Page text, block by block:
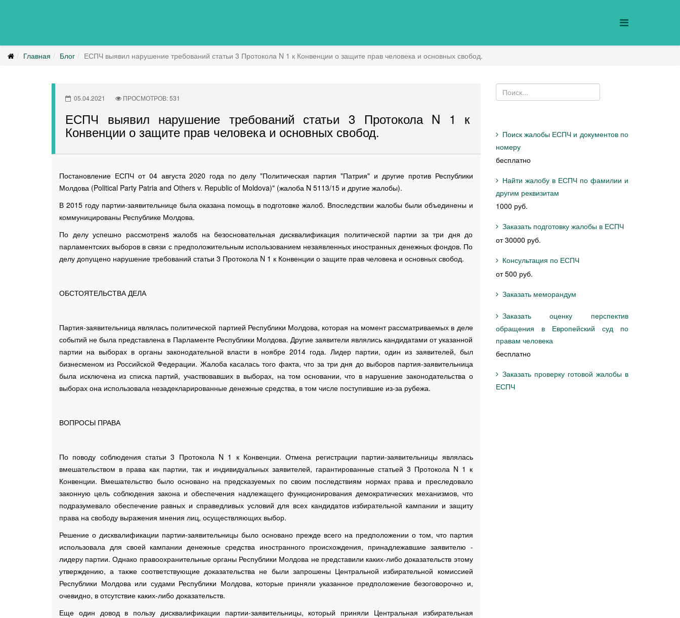
Главная Блог ЕСПЧ выявил нарушение требований статьи 3 Протокола N 1 к Конвенции о защите прав человека и основных свобод.
05.04.2021 ПРОСМОТРОВ: 531
ЕСПЧ выявил нарушение требований статьи 3 Протокола N 1 к
Конвенции о защите прав человека и основных свобод.
Постановление ЕСПЧ от 04 августа 2020 года по делу "Политическая партия "Патрия" и другие против Республики
Молдова (Political Party Patria and Others v. Republic of Moldova)" (жалоба N 5113/15 и другие жалобы).
В 2015 году партии-заявительнице была оказана помощь в подготовке жалоб. Впоследствии жалобы были объединены и
коммуницированы Республике Молдова.
По делу успешно рассмотренs жалобs на безосновательная дисквалификация политической партии за три дня до
парламентских выборов в связи с предположительным использованием незаявленных иностранных денежных фондов. По
делу допущено нарушение требований статьи 3 Протокола N 1 к Конвенции о защите прав человека и основных свобод.
ОБСТОЯТЕЛЬСТВА ДЕЛА
Партия-заявительница являлась политической партией Республики Молдова, которая на момент рассматриваемых в деле
событий не была представлена в Парламенте Республики Молдова. Другие заявители являлись кандидатами от указанной
партии на выборах в органы законодательной власти в ноябре 2014 года. Лидер партии, один из заявителей, был
бизнесменом из Российской Федерации. Жалоба касалась того факта, что за три дня до выборов партия-заявительница
была исключена из списка партий, участвовавших в выборах, на том основании, что в нарушение законодательства о
выборах она использовала незадекларированные денежные средства, в том числе поступившие из-за рубежа.
ВОПРОСЫ ПРАВА
По поводу соблюдения статьи 3 Протокола N 1 к Конвенции. Отмена регистрации партии-заявительницы являлась
вмешательством в права как партии, так и индивидуальных заявителей, гарантированные статьей 3 Протокола N 1 к
Конвенции. Вмешательство было основано на предсказуемых по своим последствиям нормах права и преследовало
законную цель соблюдения закона и обеспечения надлежащего функционирования демократических механизмов, что
подразумевало обеспечение равных и справедливых условий для всех кандидатов избирательной кампании и защиту
права на свободу выражения мнения лиц, осуществляющих выбор.
Решение о дисквалификации партии-заявительницы было основано прежде всего на предположении о том, что партия
использовала для своей кампании денежные средства иностранного происхождения, принадлежавшие заявителю -
лидеру партии. Однако правоохранительные органы Республики Молдова не представили каких-либо доказательств этому
утверждению, а также соответствующие доказательства не были запрошены Центральной избирательной комиссией
Республики Молдова или судами Республики Молдова, которые приняли указанное предположение безоговорочно и,
очевидно, в отсутствие каких-либо доказательств.
Еще один довод в пользу дисквалификации партии-заявительницы, который приняли Центральная избирательная
Поиск жалобы ЕСПЧ и документов по
номеру
бесплатно
Найти жалобу в ЕСПЧ по фамилии и
другим реквизитам
1000 руб.
Заказать подготовку жалобы в ЕСПЧ
от 30000 руб.
Консультация по ЕСПЧ
от 500 руб.
Заказать меморандум
Заказать оценку перспектив
обращения в Европейский суд по
правам человека
бесплатно
Заказать проверку готовой жалобы в
ЕСПЧ